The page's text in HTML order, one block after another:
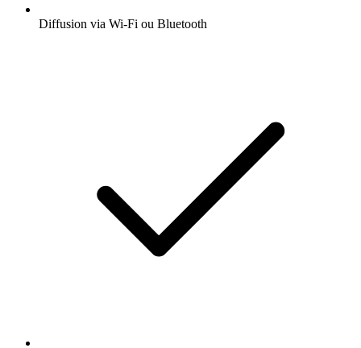
Diffusion via Wi-Fi ou Bluetooth